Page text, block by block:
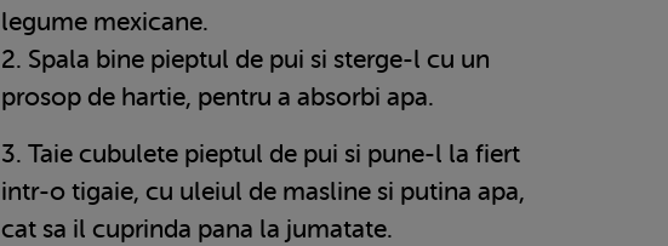
legume mexicane.
2. Spala bine pieptul de pui si sterge-l cu un
prosop de hartie, pentru a absorbi apa.
3. Taie cubulete pieptul de pui si pune-l la fiert
intr-o tigaie, cu uleiul de masline si putina apa,
cat sa il cuprinda pana la jumatate.